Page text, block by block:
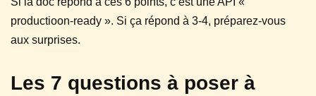
productioon-ready ». Si ça répond à 3-4, préparez-vous
aux surprises.
Les 7 questions à poser à